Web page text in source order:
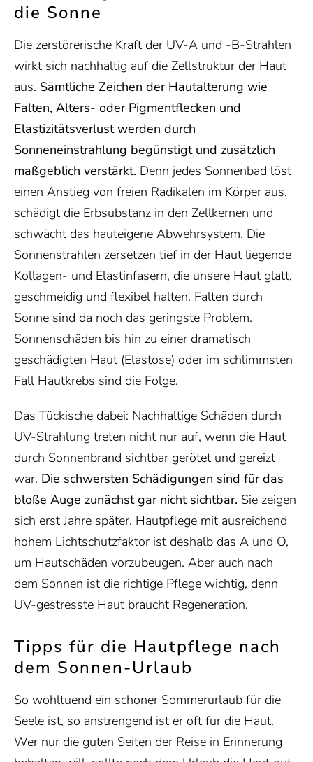
die Sonne
Die zerstörerische Kraft der UV-A und -B-Strahlen
wirkt sich nachhaltig auf die Zellstruktur der Haut
aus. Sämtliche Zeichen der Hautalterung wie
Falten, Alters- oder Pigmentflecken und
Elastizitätsverlust werden durch
Sonneneinstrahlung begünstigt und zusätzlich
maßgeblich verstärkt. Denn jedes Sonnenbad löst
einen Anstieg von freien Radikalen im Körper aus,
schädigt die Erbsubstanz in den Zellkernen und
schwächt das hauteigene Abwehrsystem. Die
Sonnenstrahlen zersetzen tief in der Haut liegende
Kollagen- und Elastinfasern, die unsere Haut glatt,
geschmeidig und flexibel halten. Falten durch
Sonne sind da noch das geringste Problem.
Sonnenschäden bis hin zu einer dramatisch
geschädigten Haut (Elastose) oder im schlimmsten
Fall Hautkrebs sind die Folge.
Das Tückische dabei: Nachhaltige Schäden durch
UV-Strahlung treten nicht nur auf, wenn die Haut
durch Sonnenbrand sichtbar gerötet und gereizt
war. Die schwersten Schädigungen sind für das
bloße Auge zunächst gar nicht sichtbar. Sie zeigen
sich erst Jahre später. Hautpflege mit ausreichend
hohem Lichtschutzfaktor ist deshalb das A und O,
um Hautschäden vorzubeugen. Aber auch nach
dem Sonnen ist die richtige Pflege wichtig, denn
UV-gestresste Haut braucht Regeneration.
Tipps für die Hautpflege nach
dem Sonnen-Urlaub
So wohltuend ein schöner Sommerurlaub für die
Seele ist, so anstrengend ist er oft für die Haut.
Wer nur die guten Seiten der Reise in Erinnerung